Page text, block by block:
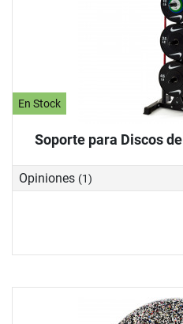
En Stock
Soporte para Discos
Opiniones (1)